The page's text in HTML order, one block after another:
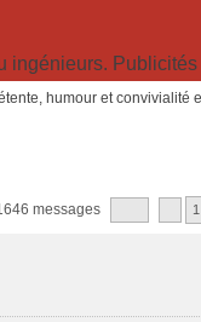
humour et convivialité
messages 1